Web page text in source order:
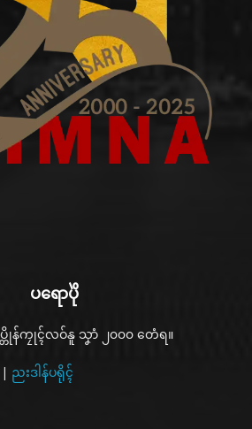
ပရောပိုဲ
ပ္တိုန်ကၠုၚ်လဝ်နူ သၞာံ ၂၀၀၀ တေံရ။
| ညးဒါန်ပရိုၚ်